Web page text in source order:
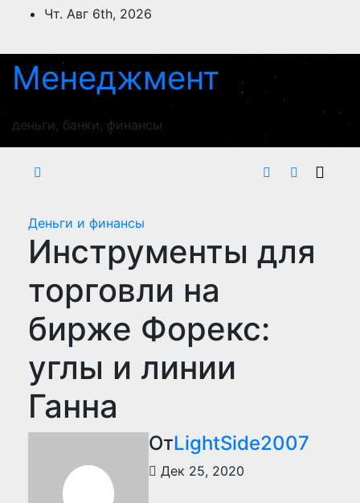
ПерейтиЧт. Авг 6th, 2026
Менеджмент
деньги, банки, финансы
Деньги и финансы
Инструменты для
торговли на
бирже Форекс:
углы и линии
Ганна
ОтLightSide2007
Дек 25, 2020